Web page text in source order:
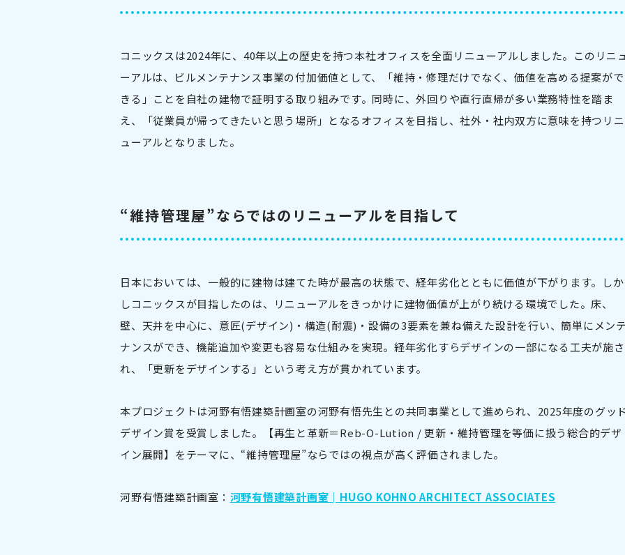
コニックスは2024年に、40年以上の歴史を持つ本社オフィスを全面リニューアルしました。このリニ
ーアルは、ビルメンテナンス事業の付加価値として、「維持・修理だけでなく、価値を高める提案がで
きる」ことを自社の建物で証明する取り組みです。同時に、外回りや直行直帰が多い業務特性を踏ま
え、「従業員が帰ってきたいと思う場所」となるオフィスを目指し、社外・社内双方に意味を持つリニ
ューアルとなりました。
“維持管理屋”ならではのリニューアルを目指して
日本においては、一般的に建物は建てた時が最高の状態で、経年劣化とともに価値が下がります。しか
しコニックスが目指したのは、リニューアルをきっかけに建物価値が上がり続ける環境でした。床、
壁、天井を中心に、意匠(デザイン)・構造(耐震)・設備の3要素を兼ね備えた設計を行い、簡単にメン
ナンスができ、機能追加や変更も容易な仕組みを実現。経年劣化すらデザインの一部になる工夫が施さ
れ、「更新をデザインする」という考え方が貫かれています。
本プロジェクトは河野有悟建築計画室の河野有悟先生との共同事業として進められ、2025年度のグッ
デザイン賞を受賞しました。【再生と革新＝Reb-O-Lution / 更新・維持管理を等価に扱う総合的デザ
イン展開】をテーマに、“維持管理屋”ならではの視点が高く評価されました。
河野有悟建築計画室： 河野有悟建築計画室│HUGO KOHNO ARCHITECT ASSOCIATES